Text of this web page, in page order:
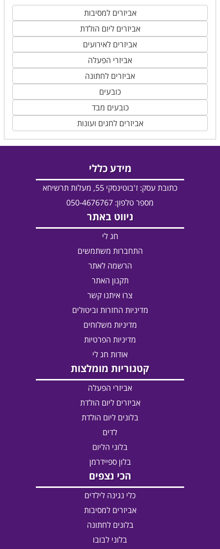
אביזרים למסיבות
אביזרים ליום הולדת
אביזרים לאירועים
אביזרי הפעלה
אביזרים לחתונה
כובעים
כובעים מבד
אביזרים לחגים ועונות
מידע כללי
כתובת עסק: ז'בוטינסקי 55, מעלות תרשיחא
מספר טלפון: 050-4676767
ניווט באתר
חג לי
התחברות משתמשים
הרשמה לאתר
תקנון האתר
צרו איתנו קשר
מדיניות החזרות וביטולים
מדיניות משלוחים
מדיניות הפרטיות
אודות חג לי
קטגוריות מומלצות
אביזרי הפעלה
אביזרים ליום הולדת
בלונים ליום הולדת
לדים
בלוני הליום
בלון ספיידרמן
הכי נצפים
כלי נגינה לילדים
אביזרים למסיבות
בלונים לחתונה
בלוני לבובו